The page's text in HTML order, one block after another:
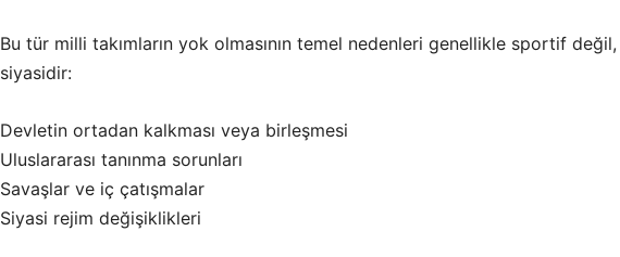
Bu tür milli takımların yok olmasının temel nedenleri genellikle sportif değil,
siyasidir:
Devletin ortadan kalkması veya birleşmesi
Uluslararası tanınma sorunları
Savaşlar ve iç çatışmalar
Siyasi rejim değişiklikleri